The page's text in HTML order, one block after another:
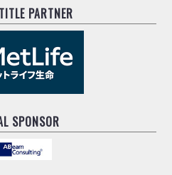
PARTNER
SPONSOR